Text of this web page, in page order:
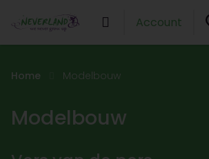
Account
Home Modelbouw
Modelbouw